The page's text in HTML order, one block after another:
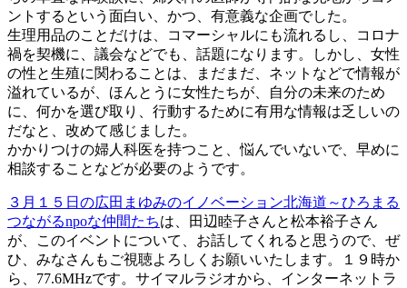
ントするという面白い、かつ、有意義な企画でした。
生理用品のことだけは、コマーシャルにも流れるし、コロナ
禍を契機に、議会などでも、話題になります。しかし、女性
の性と生殖に関わることは、まだまだ、ネットなどで情報が
溢れているが、ほんとうに女性たちが、自分の未来のため
に、何かを選び取り、行動するために有用な情報は乏しいの
だなと、改めて感じました。
かかりつけの婦人科医を持つこと、悩んでいないで、早めに
相談することなどが必要のようです。
３月１５日の広田まゆみのイノベーション北海道～ひろまる
つながるnpoな仲間たちは、田辺睦子さんと松本裕子さん
が、このイベントについて、お話してくれると思うので、ぜ
ひ、みなさんもご視聴よろしくお願いいたします。１９時か
ら、77.6MHzです。サイマルラジオから、インターネットラ